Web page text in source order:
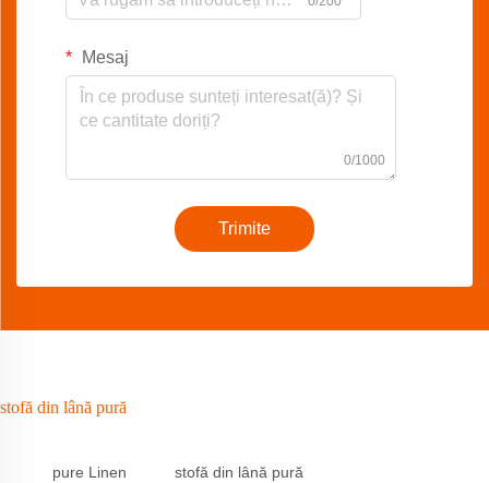
Mesaj
0/1000
Trimite
stofă din lână pură
pure Linen stofă din lână pură